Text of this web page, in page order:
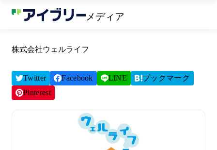
メディア
株式会社ウェルライフ
Twitter Facebook LINE
ブックマーク
Pinterest